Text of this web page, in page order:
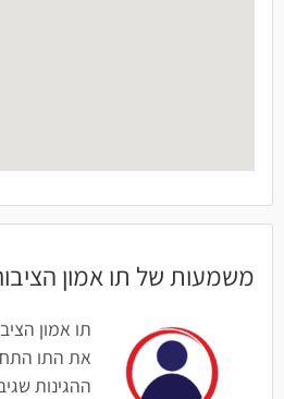
משמעות של תו אמון
תו אמון
את התו
ההגינות